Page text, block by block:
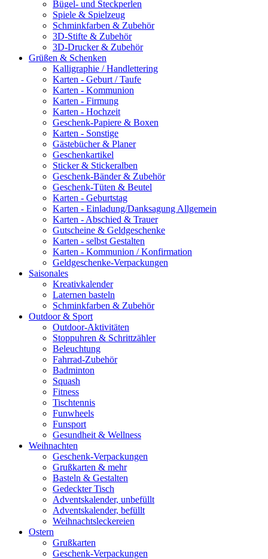
Bügel- und Steckperlen
Spiele & Spielzeug
Schminkfarben & Zubehör
3D-Stifte & Zubehör
3D-Drucker & Zubehör
Grüßen & Schenken
Kalligraphie / Handlettering
Karten - Geburt / Taufe
Karten - Kommunion
Karten - Firmung
Karten - Hochzeit
Geschenk-Papiere & Boxen
Karten - Sonstige
Gästebücher & Planer
Geschenkartikel
Sticker & Stickeralben
Geschenk-Bänder & Zubehör
Geschenk-Tüten & Beutel
Karten - Geburtstag
Karten - Einladung/Danksagung Allgemein
Karten - Abschied & Trauer
Gutscheine & Geldgeschenke
Karten - selbst Gestalten
Karten - Kommunion / Konfirmation
Geldgeschenke-Verpackungen
Saisonales
Kreativkalender
Laternen basteln
Schminkfarben & Zubehör
Outdoor & Sport
Outdoor-Aktivitäten
Stoppuhren & Schrittzähler
Beleuchtung
Fahrrad-Zubehör
Badminton
Squash
Fitness
Tischtennis
Funwheels
Funsport
Gesundheit & Wellness
Weihnachten
Geschenk-Verpackungen
Grußkarten & mehr
Basteln & Gestalten
Gedeckter Tisch
Adventskalender, unbefüllt
Adventskalender, befüllt
Weihnachtsleckereien
Ostern
Grußkarten
Geschenk-Verpackungen